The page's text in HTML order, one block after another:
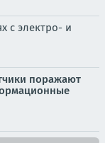
с электро- и
поражают